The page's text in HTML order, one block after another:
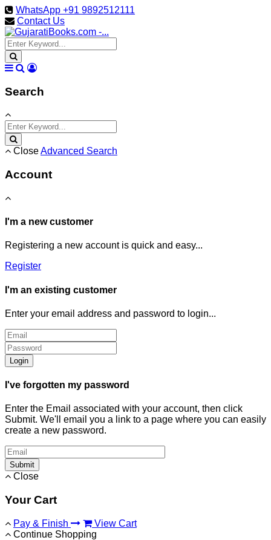
WhatsApp +91 9892512111
Contact Us
Search
CloseAdvanced Search
Account
I'm a new customer
Registering a new account is quick and easy...
Register
I'm an existing customer
Enter your email address and password to login...
Login
I've forgotten my password
Enter the Email associated with your account, then click
Submit. We'll email you a link to a page where you can easily
create a new password.
Submit
Close
Your Cart
Pay & Finish
View Cart
Continue Shopping